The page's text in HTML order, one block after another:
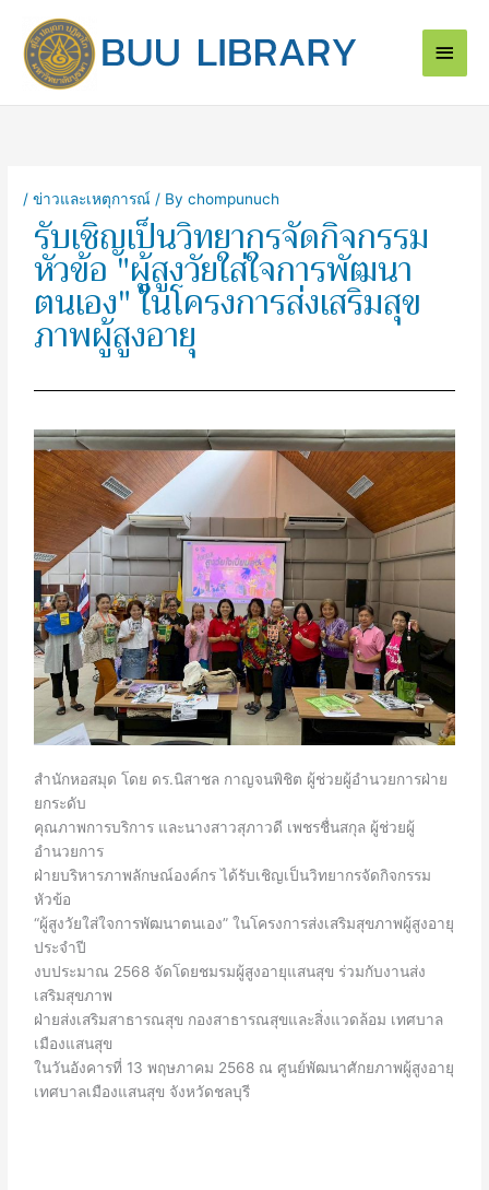
content
Main
/ข่าวและเหตุการณ์ / Bychompunuch
รับเชิญเป็นวิทยากรจัดกิจกรรม
หัวข้อ "ผู้สูงวัยใส่ใจการพัฒนา
ตนเอง" ในโครงการส่งเสริมสุข
ภาพผู้สูงอายุ
สำนักหอสมุด โดย ดร.นิสาชล กาญจนพิชิต ผู้ช่วยผู้อำนวยการฝ่าย
ยกระดับ
คุณภาพการบริการ และนางสาวสุภาวดี เพชรชื่นสกุล ผู้ช่วยผู้
อำนวยการ
ฝ่ายบริหารภาพลักษณ์องค์กร ได้รับเชิญเป็นวิทยากรจัดกิจกรรม
หัวข้อ
“ผู้สูงวัยใส่ใจการพัฒนาตนเอง” ในโครงการส่งเสริมสุขภาพผู้สูงอายุ
ประจำปี
งบประมาณ 2568 จัดโดยชมรมผู้สูงอายุแสนสุข ร่วมกับงานส่ง
เสริมสุขภาพ
ฝ่ายส่งเสริมสาธารณสุข กองสาธารณสุขและสิ่งแวดล้อม เทศบาล
เมืองแสนสุข
ในวันอังคารที่ 13 พฤษภาคม 2568 ณ ศูนย์พัฒนาศักยภาพผู้สูงอายุ
เทศบาลเมืองแสนสุข จังหวัดชลบุรี